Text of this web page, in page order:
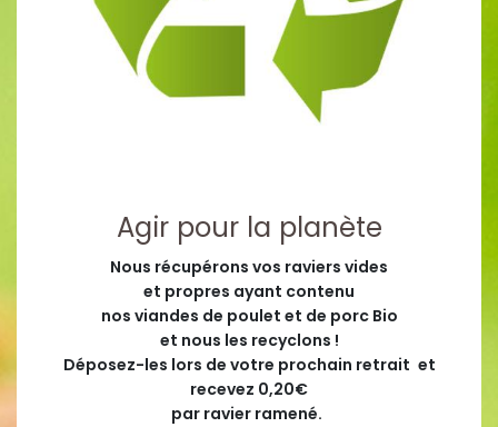
Agir pour la planète
Nous récupérons vos raviers vides
et propres ayant contenu
nos viandes de poulet et de porc Bio
et nous les recyclons !
Déposez-les lors de votre prochain retrait et
recevez 0,20€
par ravier ramené.